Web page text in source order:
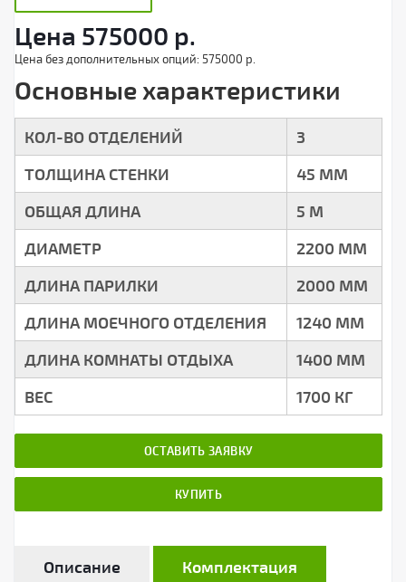
Цена 575000 р.
Цена без дополнительных опций: 575000 р.
Основные характеристики
КОЛ-ВО ОТДЕЛЕНИЙ
3
ТОЛЩИНА СТЕНКИ
45 ММ
ОБЩАЯ ДЛИНА
5 М
ДИАМЕТР
2200 ММ
ДЛИНА ПАРИЛКИ
2000 ММ
ДЛИНА МОЕЧНОГО ОТДЕЛЕНИЯ
1240 ММ
ДЛИНА КОМНАТЫ ОТДЫХА
1400 ММ
ВЕС
1700 КГ
ОСТАВИТЬ ЗАЯВКУ
КУПИТЬ
Описание Комплектация